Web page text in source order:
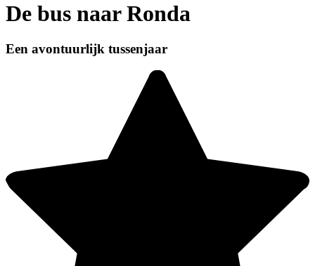
De bus naar Ronda
Een avontuurlijk tussenjaar